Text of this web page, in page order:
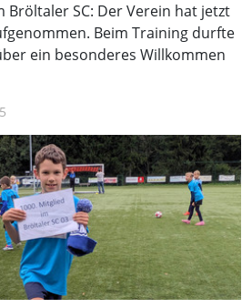
SC: Der Verein hat jetzt
Beim Training durfte
ein besonderes Willkommen